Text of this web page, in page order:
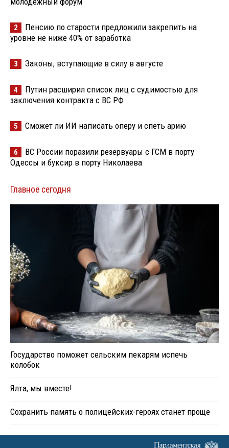
2
Пенсию по старости предложили закрепить на
уровне не ниже 40% от заработка
3 Законы, вступающие в силу в августе
4
Путин расширил список лиц с судимостью для
заключения контракта с ВС РФ
5 Сможет ли ИИ написать оперу и спеть арию
6
ВС России поразили резервуары с ГСМ в порту
Одессы и буксир в порту Николаева
Главное сегодня
Государство поможет сельским пекарям испечь
колобок
Ялта, мы вместе!
Сохранить память о полицейских-героях станет проще